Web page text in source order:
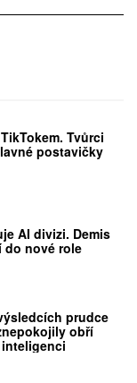
Tvůrci
postavičky
AI divizi. Demis
do nové role
prudce
obří